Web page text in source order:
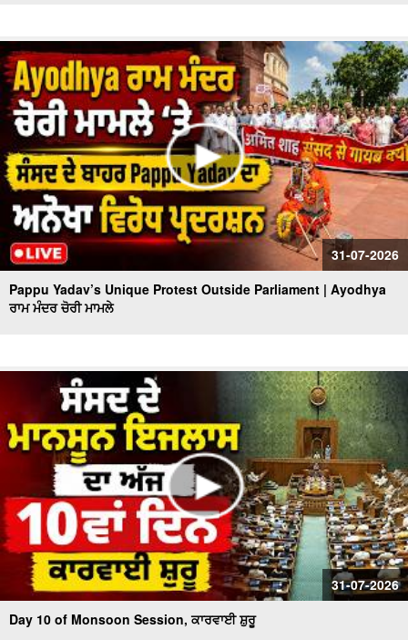
31-07-2026
Pappu Yadav’s Unique Protest Outside Parliament | Ayodhya
ਰਾਮ ਮੰਦਰ ਚੋਰੀ ਮਾਮਲੇ
31-07-2026
Day 10 of Monsoon Session, ਕਾਰਵਾਈ ਸ਼ੁਰੂ